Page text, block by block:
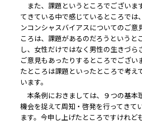
また、課題というところでございま
てきている中で感じているところでは
ンコンシャスバイアスについてのご意
ころは、課題があるのだろうというと
し、女性だけではなく男性の生きづら
ご意見もあったりするところでござい
たところは課題といったところで考え
います。
本条例におきましては、９つの基本
機会を捉えて周知・啓発を行ってきて
ます。今申し上げたところですけれど